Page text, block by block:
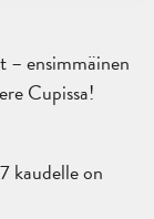
– ensimmäinen
Cupissa!
kaudelle on